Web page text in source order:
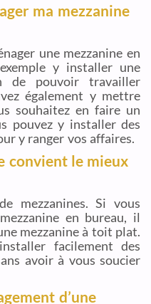
ma mezzanine
une mezzanine en
y installer une
de pouvoir travailler
également y mettre
souhaitez en faire un
pouvez y installer des
y ranger vos affaires.
convient le mieux
mezzanines. Si vous
en bureau, il
mezzanine à toit plat.
facilement des
avoir à vous soucier
d’une